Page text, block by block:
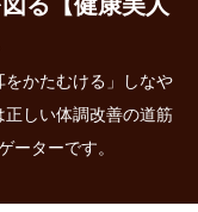
をかたむける」しなや
しい体調改善の道筋
ーターです。